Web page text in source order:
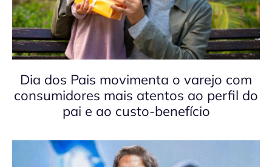
Dia dos Pais movimenta o varejo com
consumidores mais atentos ao perfil do
pai e ao custo-benefício